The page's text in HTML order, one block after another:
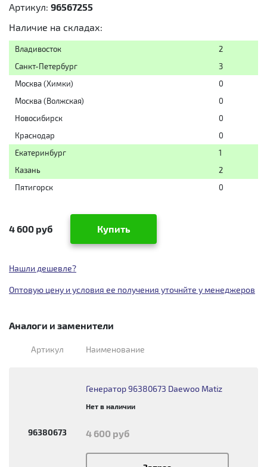
Артикул: 96567255
Наличие на складах:
Владивосток
2
Санкт-Петербург
3
Москва (Химки)
0
Москва (Волжская)
0
Новосибирск
0
Краснодар
0
Екатеринбург
1
Казань
2
Пятигорск
0
4 600 руб Купить
Нашли дешевле?
Оптовую цену и условия ее получения уточнйте у менеджеров
Аналоги и заменители
Артикул Наименование
96380673
Генератор 96380673 Daewoo Matiz
Нет в наличии
4 600 руб